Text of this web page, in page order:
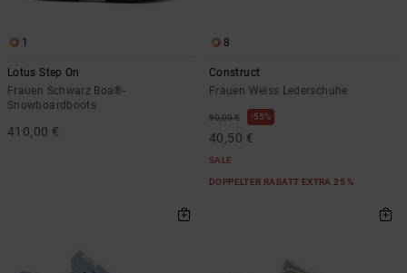
1
Lotus Step On
Frauen Schwarz Boa®-
Snowboardboots
410,00 €
8
Construct
Frauen Weiss Lederschuhe
90,00 € 55%
40,50 €
SALE
DOPPELTER RABATT EXTRA 25 %